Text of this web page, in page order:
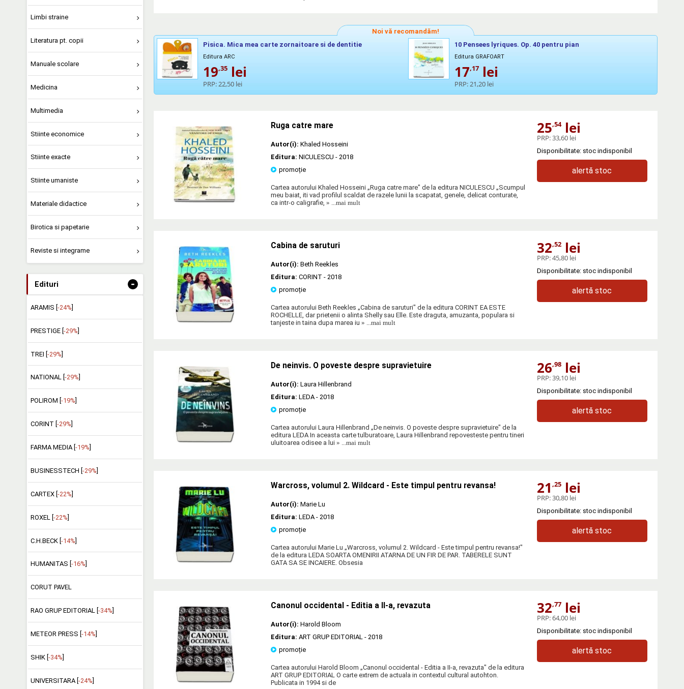
Limbi straine
Literatura pt. copii
Manuale scolare
Medicina
Multimedia
Stiinte economice
Stiinte exacte
Stiinte umaniste
Materiale didactice
Birotica si papetarie
Reviste si integrame
Edituri -
ARAMIS [ -24%
PRESTIGE [-29%]
TREI [-29%]
NATIONAL [ -29%
POLIROM [ -19%
CORINT [ -29%
FARMA MEDIA [ -19%
BUSINESSTECH [ -29%
CARTEX [ -22%
ROXEL [-22%]
C.H.BECK [-14%]
HUMANITAS [ -16%
CORUT PAVEL
RAO GRUP EDITORIAL [ -34%
METEOR PRESS [ -14%
SHIK [ -34%
UNIVERSITARA [ -24%
Noi vă recomandăm!
Pisica. Mica mea carte zornaitoare si de dentitie
Editura ARC
19,35 lei
PRP: 22,50 lei
10 Pensees lyriques. Op. 40 pentru pian
Editura GRAFOART
17,17 lei
PRP: 21,20 lei
Ruga catre mare
Autor(i): Khaled Hosseini
Editura: NICULESCU - 2018
promoție
Cartea autorului Khaled Hosseini „Ruga catre mare" de la editura NICULESCU „Scumpul
meu baiat, iti vad profilul scaldat de razele lunii la scapatat, genele, delicat conturate,
ca intr-o caligrafie, » ...mai mult
25,54lei
PRP:33,60 lei
Disponibilitate: stoc indisponibil
alertă stoc
Cabina de saruturi
Autor(i): Beth Reekles
Editura: CORINT - 2018
promoție
Cartea autorului Beth Reekles „Cabina de saruturi" de la editura CORINT EA ESTE
ROCHELLE, dar prietenii o alinta Shelly sau Elle. Este draguta, amuzanta, populara si
tanjeste in taina dupa marea iu » ...mai mult
32,52lei
PRP:45,80 lei
Disponibilitate: stoc indisponibil
alertă stoc
De neinvis. O poveste despre supravietuire
Autor(i): Laura Hillenbrand
Editura: LEDA - 2018
promoție
Cartea autorului Laura Hillenbrand „De neinvis. O poveste despre supravietuire" de la
editura LEDA In aceasta carte tulburatoare, Laura Hillenbrand repovesteste pentru tineri
uluitoarea odisee a lui » ...mai mult
26,98lei
PRP:39,10 lei
Disponibilitate: stoc indisponibil
alertă stoc
Warcross, volumul 2. Wildcard - Este timpul pentru revansa!
Autor(i): Marie Lu
Editura: LEDA - 2018
promoție
Cartea autorului Marie Lu „Warcross, volumul 2. Wildcard - Este timpul pentru revansa!"
de la editura LEDA SOARTA OMENIRII ATARNA DE UN FIR DE PAR. TABERELE SUNT
GATA SA SE INCAIERE. Obsesia
21 ,25lei
PRP:30,80 lei
Disponibilitate: stoc indisponibil
alertă stoc
Canonul occidental - Editia a II-a, revazuta
Autor(i): Harold Bloom
Editura: ART GRUP EDITORIAL - 2018
promoție
Cartea autorului Harold Bloom „Canonul occidental - Editia a II-a, revazuta" de la editura
ART GRUP EDITORIAL O carte extrem de actuala in contextul cultural autohton.
Publicata in 1994 si de
32,77lei
PRP:64,00 lei
Disponibilitate: stoc indisponibil
alertă stoc